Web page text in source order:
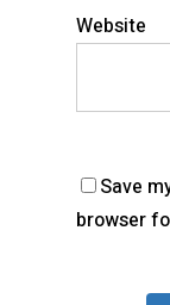
Website
Save
browser